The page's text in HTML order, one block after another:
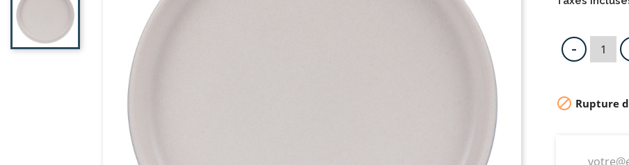
-
 Rupture